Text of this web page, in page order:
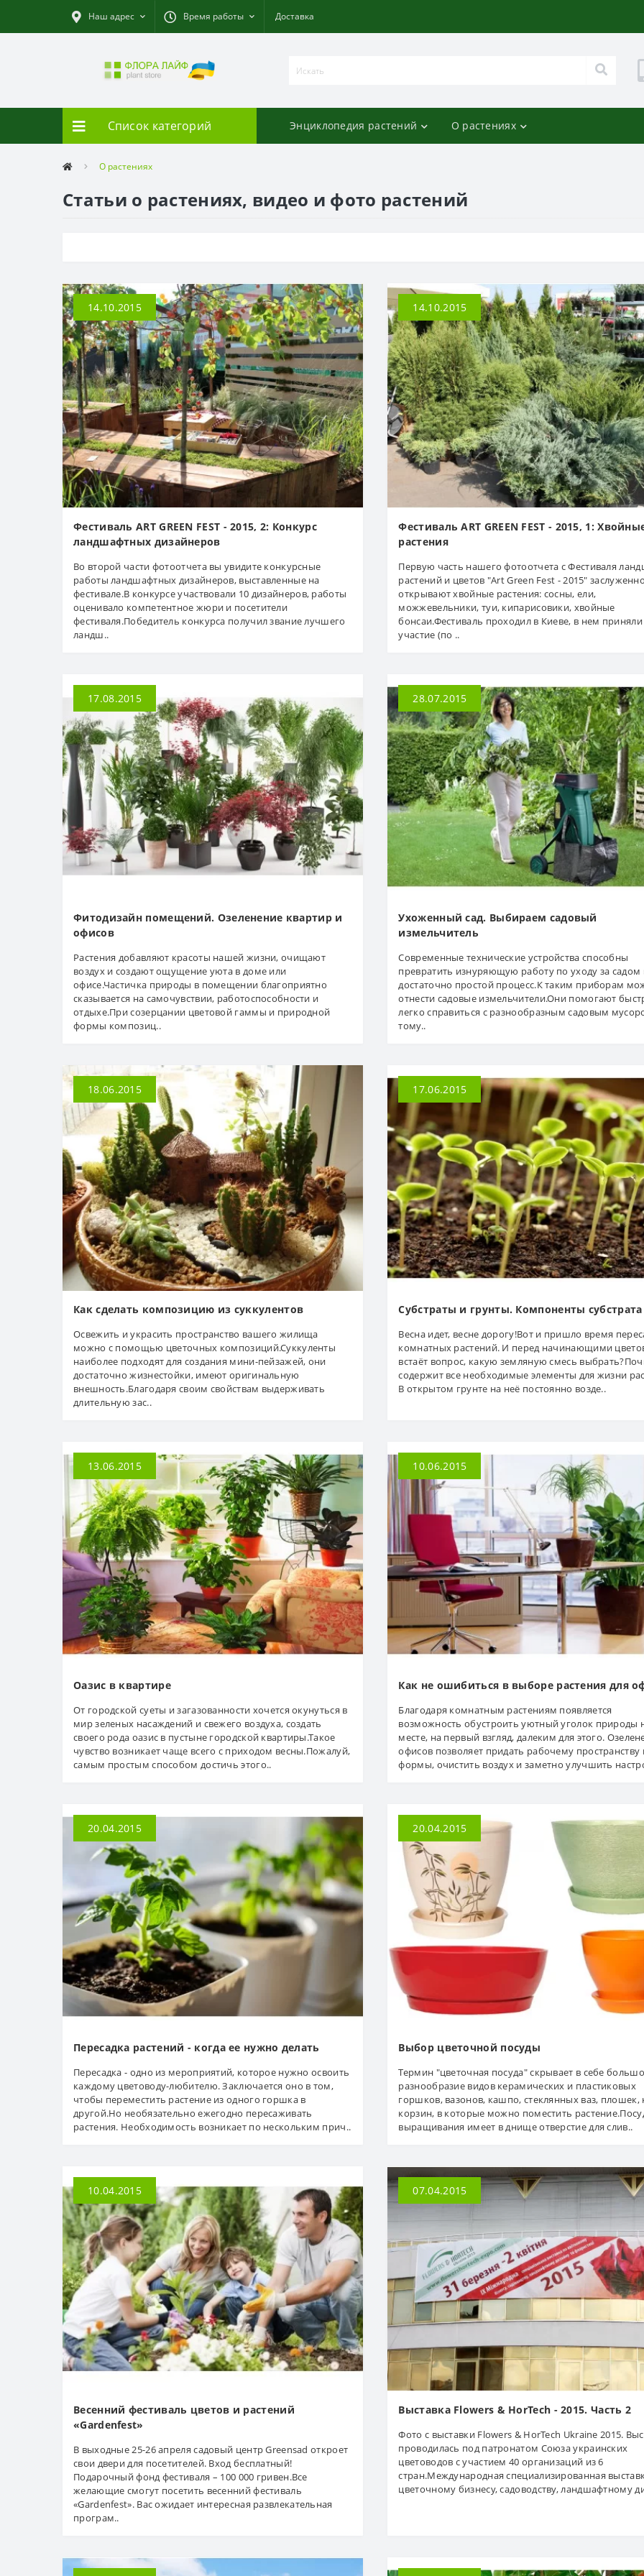
Наш адрес Время работы Доставка
Список категорий Энциклопедия растений О растениях
О растениях
Статьи о растениях, видео и фото растений
14.10.2015
Фестиваль ART GREEN FEST - 2015, 2: Конкурс
ландшафтных дизайнеров
Во второй части фотоотчета вы увидите конкурсные
работы ландшафтных дизайнеров, выставленные на
фестивале.В конкурсе участвовали 10 дизайнеров, работы
оценивало компетентное жюри и посетители
фестиваля.Победитель конкурса получил звание лучшего
ландш..
14.10.2015
Фестиваль ART GREEN FEST - 2015, 1:
растения
Первую часть нашего фотоотчета с Фестиваля
растений и цветов "Art Green Fest - 2015" заслуженно
открывают хвойные растения: сосны, ели,
можжевельники, туи, кипарисовики, хвойные
бонсаи.Фестиваль проходил в Киеве, в нем приняли
участие (по ..
17.08.2015
Фитодизайн помещений. Озеленение квартир и
офисов
Растения добавляют красоты нашей жизни, очищают
воздух и создают ощущение уюта в доме или
офисе.Частичка природы в помещении благоприятно
сказывается на самочувствии, работоспособности и
отдыхе.При созерцании цветовой гаммы и природной
формы композиц..
28.07.2015
Ухоженный сад. Выбираем садовый
измельчитель
Современные технические устройства способны
превратить изнуряющую работу по уходу за садом
достаточно простой процесс.К таким приборам
отнести садовые измельчители.Они помогают
легко справиться с разнообразным садовым
тому..
18.06.2015
Как сделать композицию из суккулентов
Освежить и украсить пространство вашего жилища
можно с помощью цветочных композиций.Суккуленты
наиболее подходят для создания мини-пейзажей, они
достаточно жизнестойки, имеют оригинальную
внешность.Благодаря своим свойствам выдерживать
длительную зас..
17.06.2015
Субстраты и грунты. Компоненты субстрата
Весна идет, весне дорогу!Вот и пришло время
комнатных растений. И перед начинающими
встаёт вопрос, какую земляную смесь
содержит все необходимые элементы для жизни
В открытом грунте на неё постоянно возде..
13.06.2015
Оазис в квартире
От городской суеты и загазованности хочется окунуться в
мир зеленых насаждений и свежего воздуха, создать
своего рода оазис в пустыне городской квартиры.Такое
чувство возникает чаще всего с приходом весны.Пожалуй,
самым простым способом достичь этого..
10.06.2015
Как не ошибиться в выборе растения для
Благодаря комнатным растениям появляется
возможность обустроить уютный уголок природы
месте, на первый взгляд, далеким для этого.
офисов позволяет придать рабочему
формы, очистить воздух и заметно улучшить
20.04.2015
Пересадка растений - когда ее нужно делать
Пересадка - одно из мероприятий, которое нужно освоить
каждому цветоводу-любителю. Заключается оно в том,
чтобы переместить растение из одного горшка в
другой.Но необязательно ежегодно пересаживать
растения. Необходимость возникает по нескольким прич..
20.04.2015
Выбор цветочной посуды
Термин "цветочная посуда" скрывает в себе
разнообразие видов керамических и пластиковых
горшков, вазонов, кашпо, стеклянных ваз, плошек,
корзин, в которые можно поместить
выращивания имеет в днище отверстие для слив..
10.04.2015
Весенний фестиваль цветов и растений
«Gardenfest»
В выходные 25-26 апреля садовый центр Greensad откроет
свои двери для посетителей. Вход бесплатный!
Подарочный фонд фестиваля – 100 000 гривен.Все
желающие смогут посетить весенний фестиваль
«Gardenfest». Вас ожидает интересная развлекательная
програм..
07.04.2015
Выставка Flowers & HorTech - 2015. Часть 2
Фото с выставки Flowers & HorTech Ukraine 2015.
проводилась под патронатом Союза украинских
цветоводов с участием 40 организаций из 6
стран.Международная специализированная
цветочному бизнесу, садоводству, ландшафтному